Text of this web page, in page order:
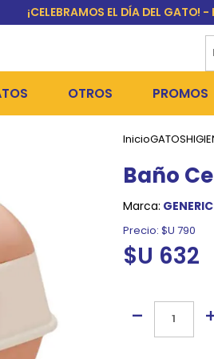
¡CELEBRAMOS EL DÍA DEL GATO!
Y COSMÉTICA
Y CORREAS
ALIMENTOS HÚMEDOS Y SNACKS
ARENAS SANITARIAS
HIGIENE Y BAÑOS
COMEDEROS Y BEBEDEROS
JUGUETES Y RASCADORES
Y ACCESORIOS
OTROS PROMOS
PERROS
OUTLET
InicioGATOS
Baño
Marca: GENERIC
Precio: $U 790
$U 632